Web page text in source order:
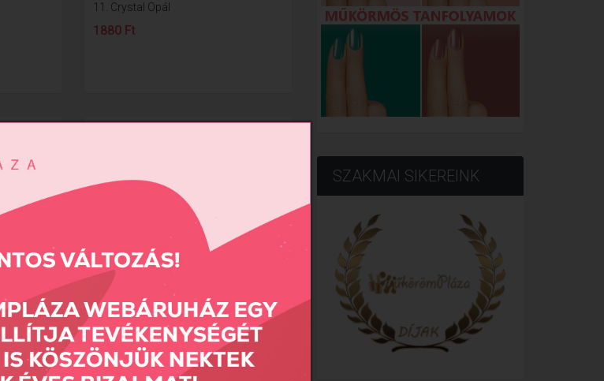
11. Crystal Opál
1880 Ft
14. Crystal Opál
1880 Ft
SZAKMAI SIKEREINK